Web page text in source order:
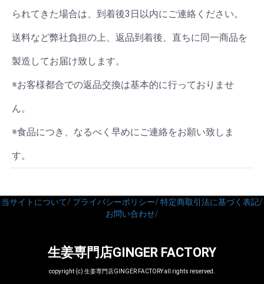
られてきた場合は、到着後3日以内にご連絡ください。
送料など弊社負担の上、返品到着後、直ちに同一商品を
製造してお届け致します。
※お客様都合での返品交換は基本的に行っておりませ
ん。
※食品につき、なるべく早めにご連絡をお願い致しま
す。
当サイトについて/ プライバシーポリシー/ 特定商取引法に基づく表記/
お問い合わせ/
生姜専門店GINGER FACTORY
copyright (c) 生姜専門店GINGER FACTORY all rights reserved.